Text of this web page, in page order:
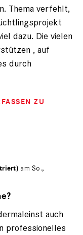
Thema verfehlt,
dazu. Die vielen
, auf
durch
ZU
am So.,
auch
professionelles